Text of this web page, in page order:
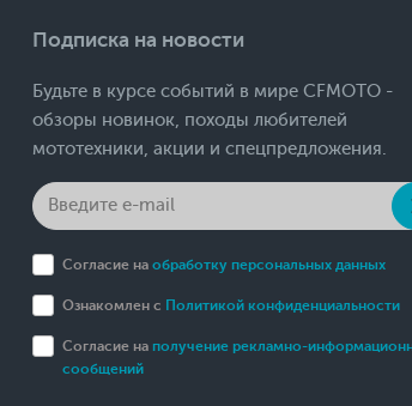
Подписка на новости
Будьте в курсе событий в мире CFMOTO -
обзоры новинок, походы любителей
мототехники, акции и спецпредложения.
Согласие на обработку персональных данных
Ознакомлен с Политикой конфиденциальности
Согласие на получение рекламно-
сообщений